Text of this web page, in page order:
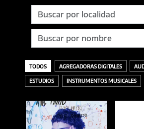
TODOS AGREGADORAS DIGITALES
ESTUDIOS INSTRUMENTOS MUSICALES
SELLOS DISCOGRÁFICOS VINILOS